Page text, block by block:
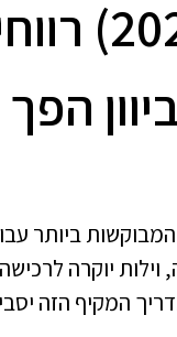
ביותר
יוקרה לרכישה
המקיף הזה
אנחנו
על הטיפול